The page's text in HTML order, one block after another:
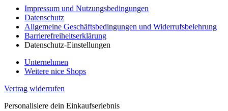
Impressum und Nutzungsbedingungen
Datenschutz
Allgemeine Geschäftsbedingungen und Widerrufsbelehrung
Barrierefreiheitserklärung
Datenschutz-Einstellungen
Unternehmen
Weitere nice Shops
Vertrag widerrufen
Personalisiere dein Einkaufserlebnis